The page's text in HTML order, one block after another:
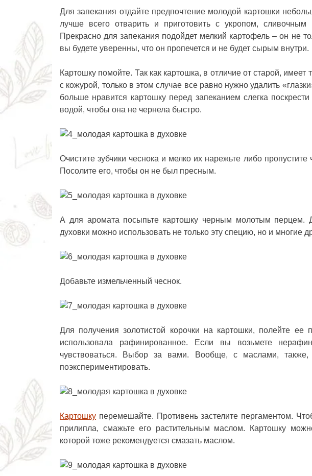
Для запекания отдайте предпочтение молодой картошки
лучше всего отварить и приготовить с укропом,
Прекрасно для запекания подойдет мелкий картофель – он не
вы будете уверенны, что он пропечется и не будет сырым внутри.
Картошку помойте. Так как картошка, в отличие от старой,
с кожурой, только в этом случае все равно нужно удалить
больше нравится картошку перед запеканием слегка
водой, чтобы она не чернела быстро.
Очистите зубчики чеснока и мелко их нарежьте либо
Посолите его, чтобы он не был пресным.
А для аромата посыпьте картошку черным молотым перцем.
духовки можно использовать не только эту специю, но и многие
Добавьте измельченный чеснок.
Для получения золотистой корочки на картошки, полейте
использовала рафинированное. Если вы возьмете
чувствоваться. Выбор за вами. Вообще, с маслами,
поэкспериментировать.
Картошку перемешайте. Противень застелите пергаментом.
прилипла, смажьте его растительным маслом. Картошку
которой тоже рекомендуется смазать маслом.